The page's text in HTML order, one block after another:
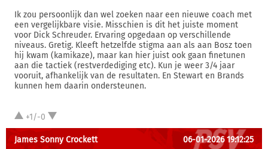
Ik zou persoonlijk dan wel zoeken naar een nieuwe coach met
een vergelijkbare visie. Misschien is dit het juiste moment
voor Dick Schreuder. Ervaring opgedaan op verschillende
niveaus. Gretig. Kleeft hetzelfde stigma aan als aan Bosz toen
hij kwam (kamikaze), maar kan hier juist ook gaan finetunen
aan die tactiek (restverdediging etc). Kun je weer 3/4 jaar
vooruit, afhankelijk van de resultaten. En Stewart en Brands
kunnen hem daarin ondersteunen.
+1/-0
James Sonny Crockett 06-01-2026 19:12:25